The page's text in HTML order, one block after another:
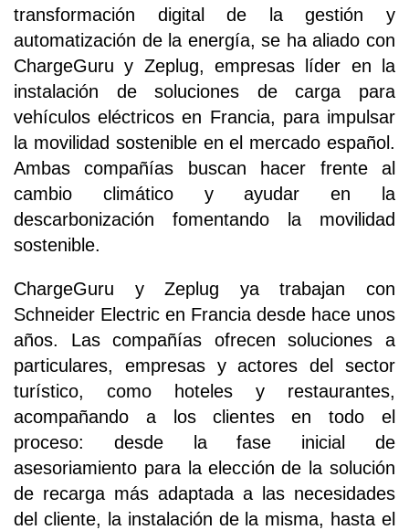
transformación digital de la gestión y
automatización de la energía, se ha aliado con
ChargeGuru y Zeplug, empresas líder en la
instalación de soluciones de carga para
vehículos eléctricos en Francia, para impulsar
la movilidad sostenible en el mercado español.
Ambas compañías buscan hacer frente al
cambio climático y ayudar en la
descarbonización fomentando la movilidad
sostenible.
ChargeGuru y Zeplug ya trabajan con
Schneider Electric en Francia desde hace unos
años. Las compañías ofrecen soluciones a
particulares, empresas y actores del sector
turístico, como hoteles y restaurantes,
acompañando a los clientes en todo el
proceso: desde la fase inicial de
asesoriamiento para la elección de la solución
de recarga más adaptada a las necesidades
del cliente, la instalación de la misma, hasta el